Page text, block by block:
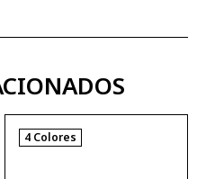
4 Colores